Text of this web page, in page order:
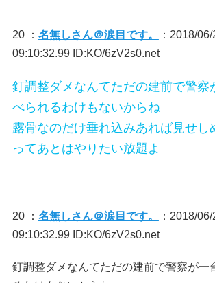
20 ： 名無しさん＠涙目です。
：2018/
09:10:32.99 ID:KO/6zV2s0.net
釘調整ダメなんてただの建前で警察
べられるわけもないからね
露骨なのだけ垂れ込みあれば見せし
ってあとはやりたい放題よ
20 ： 名無しさん＠涙目です。
：2018/
09:10:32.99 ID:KO/6zV2s0.net
釘調整ダメなんてただの建前で警察が一